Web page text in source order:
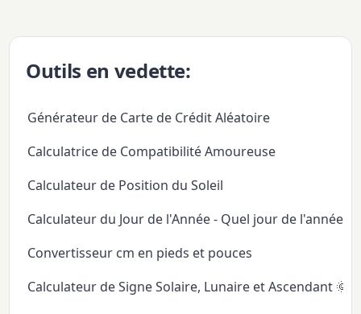
Outils en vedette:
Générateur de Carte de Crédit Aléatoire
Calculatrice de Compatibilité Amoureuse
Calculateur de Position du Soleil
Calculateur du Jour de l'Année - Quel jour de l'année
Convertisseur cm en pieds et pouces
Calculateur de Signe Solaire, Lunaire et Ascendant